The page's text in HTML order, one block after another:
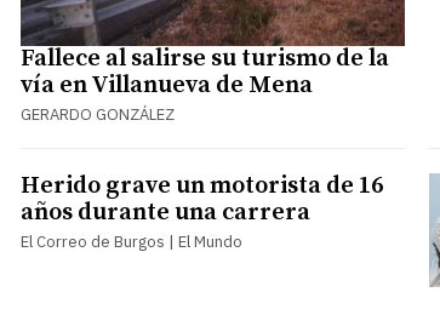
Fallece al salirse su turismo de la
vía en Villanueva de Mena
GERARDO GONZÁLEZ
Herido grave un motorista de 16
años durante una carrera
El Correo de Burgos | El Mundo